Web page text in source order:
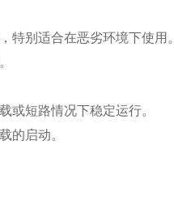
特别适合在恶劣环境下使用。
或短路情况下稳定运行。
的启动。